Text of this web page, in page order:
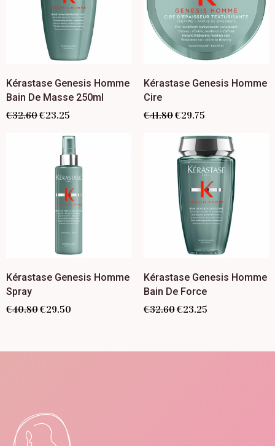
Kérastase Genesis Homme
Bain De Masse 250ml
€32.60€23.25
Kérastase Genesis Homme
Cire
€41.80€29.75
Kérastase Genesis Homme
Spray
€40.80€29.50
Kérastase Genesis Homme
Bain De Force
€32.60€23.25